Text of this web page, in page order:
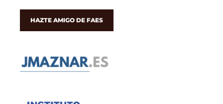
HAZTE AMIGO DE FAES